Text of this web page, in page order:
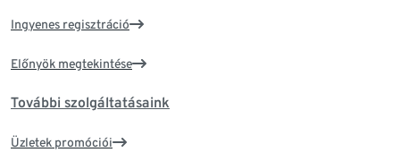
Ingyenes regisztráció
Előnyök megtekintése
További szolgáltatásaink
Üzletek promóciói